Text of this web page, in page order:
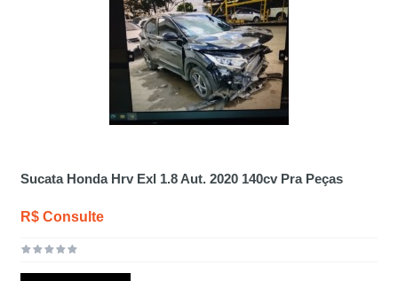
Sucata Honda Hrv Exl 1.8 Aut. 2020 140cv Pra Peças
R$ Consulte